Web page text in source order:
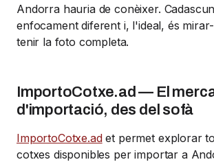
Andorra hauria de conèixer.
enfocament diferent i, l'ideal, és
tenir la foto completa.
ImportoCotxe.ad — El
d'importació, des del sofà
ImportoCotxe.adet permet explorar
cotxes disponibles per importar a